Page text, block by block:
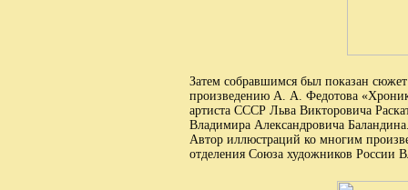
Затем собравшимся был показан
произведению А. А. Федотова
артиста СССР Льва Викторовича
Владимира Александровича
Автор иллюстраций ко многим
отделения Союза художников России